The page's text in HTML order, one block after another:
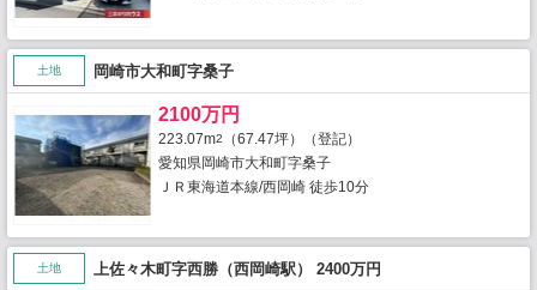
土地 岡崎市大和町字桑子
2100万円
223.07m2
（67.47坪）（登記）
愛知県岡崎市大和町字桑子
ＪＲ東海道本線/西岡崎 徒歩10分
土地 上佐々木町字西勝（西岡崎駅） 2400万円